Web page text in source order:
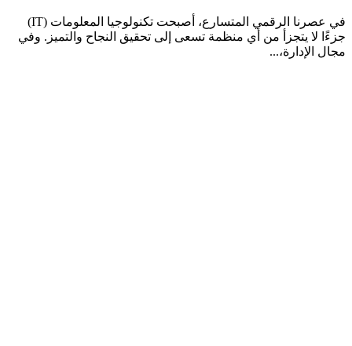
في عصرنا الرقمي المتسارع، أصبحت تكنولوجيا المعلومات (IT)
جزءًا لا يتجزأ من أي منظمة تسعى إلى تحقيق النجاح والتميز. وفي
مجال الإدارة،...